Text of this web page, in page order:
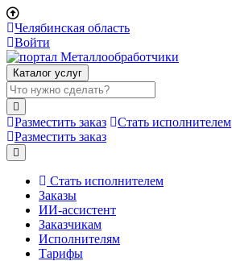
Челябинская область
Войти
Каталог услуг
Разместить заказ
Стать исполнителем
Разместить заказ
Стать исполнителем
Заказы
ИИ-ассистент
Заказчикам
Исполнителям
Тарифы